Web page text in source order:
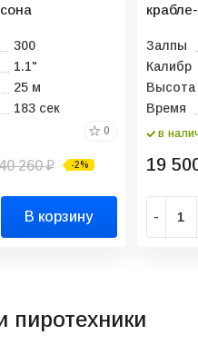
300
1.1"
25 м
183 сек
0
260₽ -2%
В корзину
Залпы
Калибр
Высота
Время
в
19
-
пиротехники